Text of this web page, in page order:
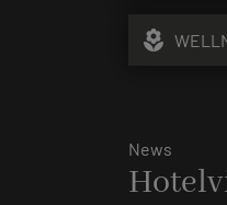
local_florist
News